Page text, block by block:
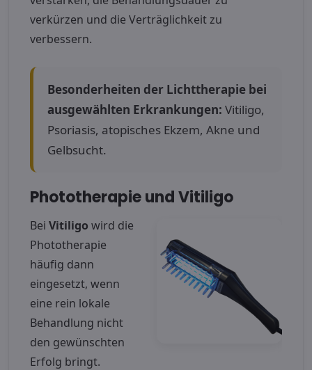
verkürzen und die Verträglichkeit zu
verbessern.
Besonderheiten der Lichttherapie bei
ausgewählten Erkrankungen: Vitiligo,
Psoriasis, atopisches Ekzem, Akne und
Gelbsucht.
Phototherapie und Vitiligo
Bei Vitiligo wird die
Phototherapie
häufig dann
eingesetzt, wenn
eine rein lokale
Behandlung nicht
den gewünschten
Erfolg bringt.